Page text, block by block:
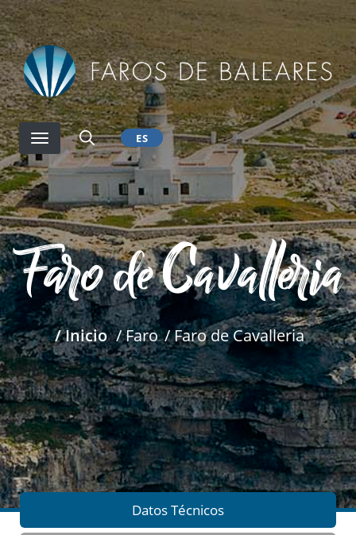
Pasar
al
contenido
principal
ES
Faro de Cavalleria
/ Inicio / Faro / Faro de Cavalleria
Datos Técnicos